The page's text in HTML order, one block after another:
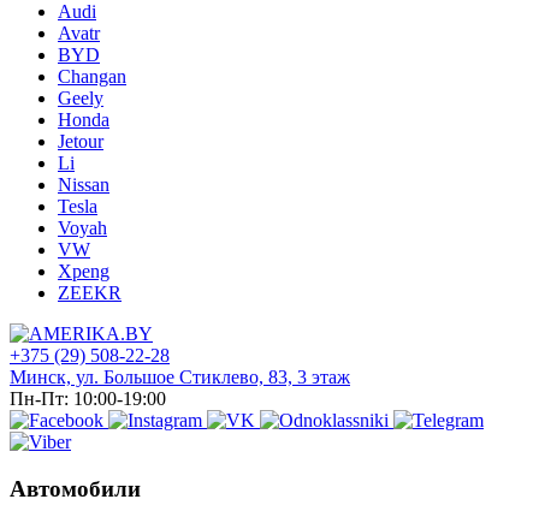
Audi
Avatr
BYD
Changan
Geely
Honda
Jetour
Li
Nissan
Tesla
Voyah
VW
Xpeng
ZEEKR
+375 (29) 508-22-28
Минск, ул. Большое Стиклево, 83, 3 этаж
Пн-Пт: 10:00-19:00
Автомобили